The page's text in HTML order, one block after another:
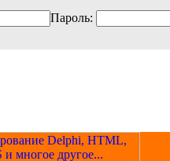
Пароль: